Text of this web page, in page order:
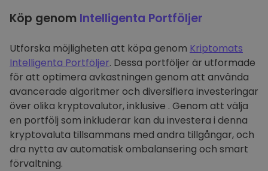
Köp genom Intelligenta Portföljer
Utforska möjligheten att köpa genom Kriptomats
Intelligenta Portföljer. Dessa portföljer är utformade
för att optimera avkastningen genom att använda
avancerade algoritmer och diversifiera investeringar
över olika kryptovalutor, inklusive . Genom att välja
en portfölj som inkluderar kan du investera i denna
kryptovaluta tillsammans med andra tillgångar, och
dra nytta av automatisk ombalansering och smart
förvaltning.